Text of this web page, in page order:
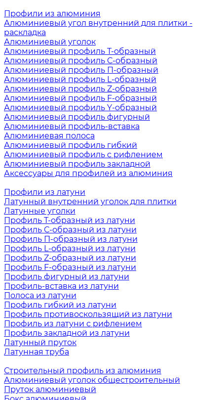
Профили из алюминия
Алюминиевый угол внутренний для плитки -
раскладка
Алюминиевый уголок
Алюминиевый профиль Т-образный
Алюминиевый профиль С-образный
Алюминиевый профиль П-образный
Алюминиевый профиль L-образный
Алюминиевый профиль Z-образный
Алюминиевый профиль F-образный
Алюминиевый профиль Y-образный
Алюминиевый профиль фигурный
Алюминиевый профиль-вставка
Алюминиевая полоса
Алюминиевый профиль гибкий
Алюминиевый профиль с рифлением
Алюминиевый профиль закладной
Аксессуары для профилей из алюминия
Профили из латуни
Латунный внутренний уголок для плитки
Латунные уголки
Профиль Т-образный из латуни
Профиль С-образный из латуни
Профиль П-образный из латуни
Профиль L-образный из латуни
Профиль Z-образный из латуни
Профиль F-образный из латуни
Профиль фигурный из латуни
Профиль-вставка из латуни
Полоса из латуни
Профиль гибкий из латуни
Профиль противоскользящий из латуни
Профиль из латуни с рифлением
Профиль закладной из латуни
Латунный пруток
Латунная труба
Строительный профиль из алюминия
Алюминиевый уголок общестроительный
Пруток алюминиевый